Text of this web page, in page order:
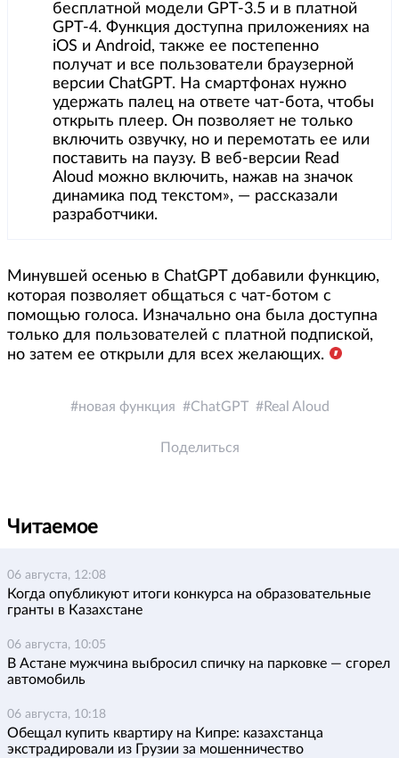
бесплатной модели GPT-3.5 и в платной
GPT-4. Функция доступна приложениях на
iOS и Android, также ее постепенно
получат и все пользователи браузерной
версии ChatGPT. На смартфонах нужно
удержать палец на ответе чат-бота, чтобы
открыть плеер. Он позволяет не только
включить озвучку, но и перемотать ее или
поставить на паузу. В веб-версии Read
Aloud можно включить, нажав на значок
динамика под текстом», — рассказали
разработчики.
Минувшей осенью в ChatGPT добавили функцию,
которая позволяет общаться с чат-ботом с
помощью голоса. Изначально она была доступна
только для пользователей с платной подпиской,
но затем ее открыли для всех желающих.
новая функция ChatGPT Real Aloud
Поделиться
Читаемое
06 августа, 12:08
Когда опубликуют итоги конкурса на образовательные
гранты в Казахстане
06 августа, 10:05
В Астане мужчина выбросил спичку на парковке — сгорел
автомобиль
06 августа, 10:18
Обещал купить квартиру на Кипре: казахстанца
экстрадировали из Грузии за мошенничество